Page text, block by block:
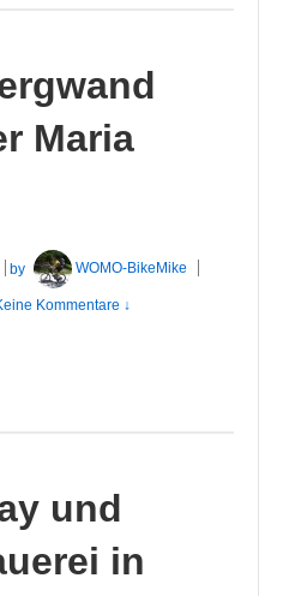
Maria
by WOMO-BikeMike
Kommentare ↓
und
in